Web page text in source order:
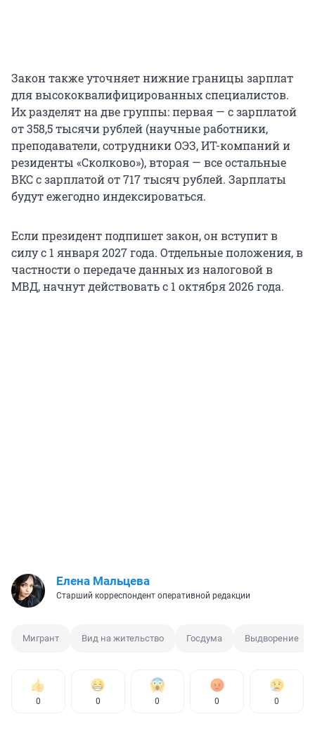
Закон также уточняет нижние границы зарплат
для высококвалифицированных специалистов.
Их разделят на две группы: первая — с зарплатой
от 358,5 тысячи рублей (научные работники,
преподаватели, сотрудники ОЭЗ, ИТ-компаний и
резиденты «Сколково»), вторая — все остальные
ВКС с зарплатой от 717 тысяч рублей. Зарплаты
будут ежегодно индексироваться.
Если президент подпишет закон, он вступит в
силу с 1 января 2027 года. Отдельные положения, в
частности о передаче данных из налоговой в
МВД, начнут действовать с 1 октября 2026 года.
Елена Мальцева
Старший корреспондент оперативной редакции
Мигрант Вид на жительство Госдума Выдворение
0 0 0 0 0